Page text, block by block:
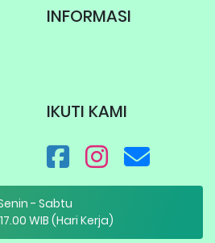
INFORMASI
IKUTI KAMI
- Sabtu
WIB (Hari Kerja)